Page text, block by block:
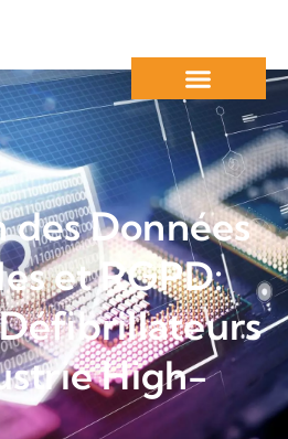
Données
et RGPD:
High-